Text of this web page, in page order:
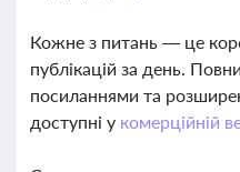
Кожне з питань — це
публікацій за день.
посиланнями та
доступні у комерційній